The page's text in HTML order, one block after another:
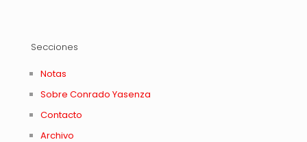
Secciones
Notas
Sobre Conrado Yasenza
Contacto
Archivo